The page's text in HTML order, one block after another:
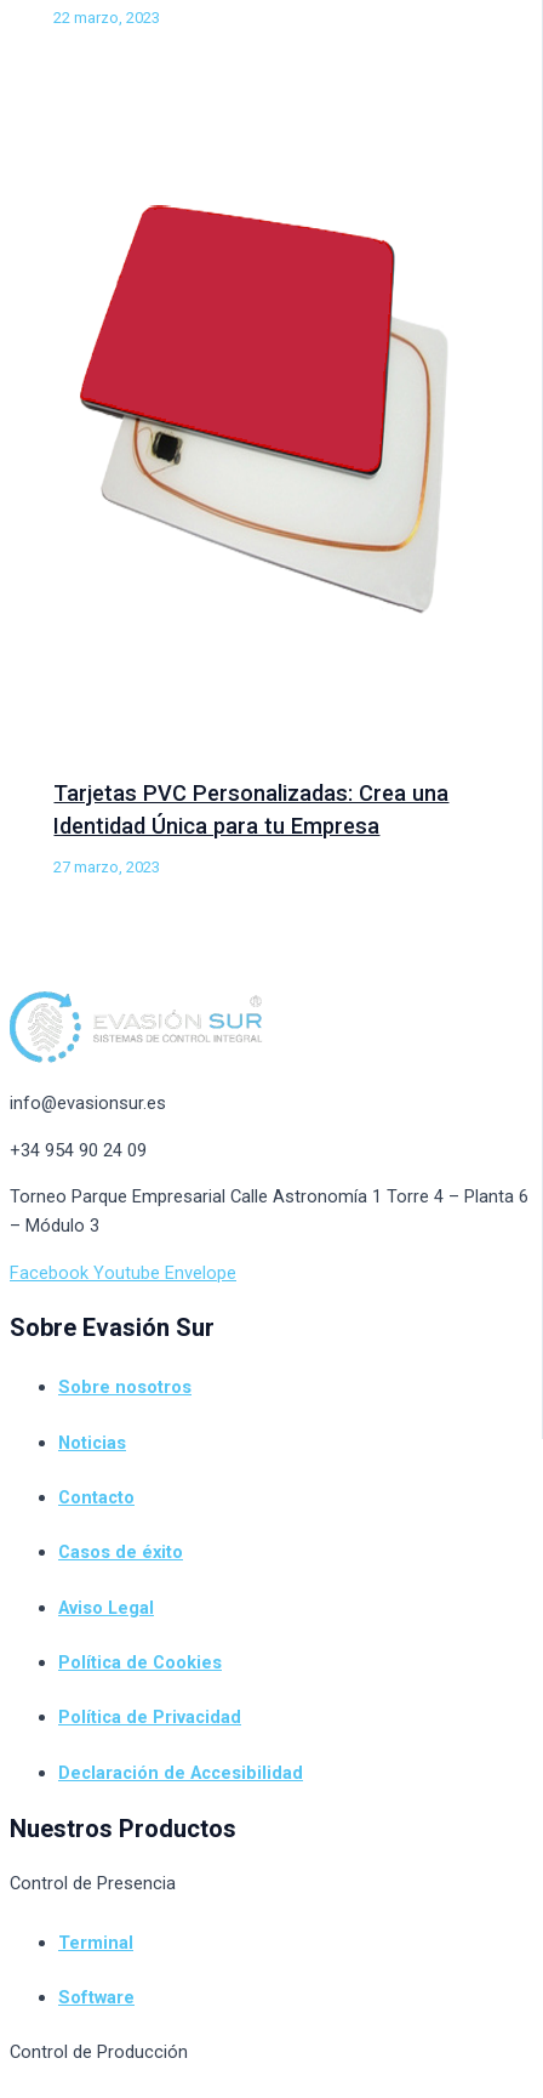
22 marzo, 2023
Tarjetas PVC Personalizadas: Crea una
Identidad Única para tu Empresa
27 marzo, 2023
info@evasionsur.es
+34 954 90 24 09
Torneo Parque Empresarial Calle Astronomía 1 Torre 4 – Planta 6
– Módulo 3
Facebook Youtube Envelope
Sobre Evasión Sur
Sobre nosotros
Noticias
Contacto
Casos de éxito
Aviso Legal
Política de Cookies
Política de Privacidad
Declaración de Accesibilidad
Nuestros Productos
Control de Presencia
Terminal
Software
Control de Producción